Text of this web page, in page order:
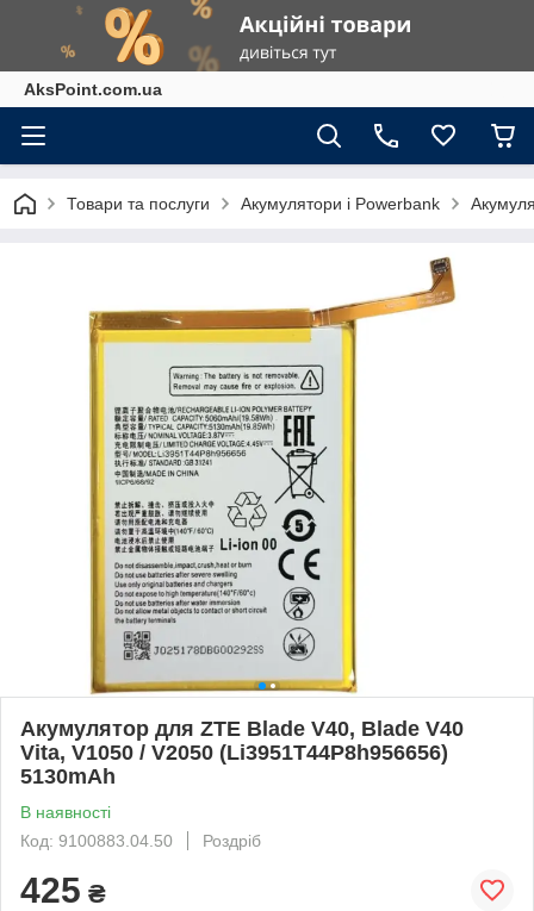
AksPoint.com.ua
Товари та послуги Акумулятори і Powerbank
Акумулятор для ZTE Blade V40, Blade V40
Vita, V1050 / V2050 (Li3951T44P8h956656)
5130mAh
В наявності
Код: 9100883.04.50
Роздріб
425 ₴